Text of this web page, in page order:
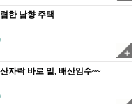
한 남향 주택
자락 바로 밑, 배산임수~~